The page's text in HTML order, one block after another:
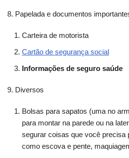
8. Papelada e documentos
Carteira de motorista
Cartão de segurança social
Informações de seguro saúde
9. Diversos
Bolsas para sapatos (uma no
para montar na parede ou na
segurar coisas que você precisa
como escova e pente,